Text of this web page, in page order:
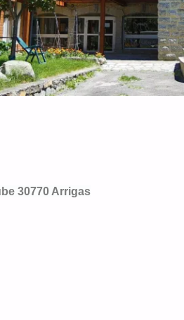
30770 Arrigas